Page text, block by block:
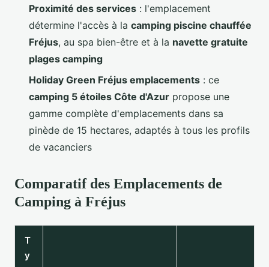
Proximité des services : l'emplacement
détermine l'accès à la camping piscine chauffée
Fréjus, au spa bien-être et à la navette gratuite
plages camping
Holiday Green Fréjus emplacements : ce
camping 5 étoiles Côte d'Azur propose une
gamme complète d'emplacements dans sa
pinède de 15 hectares, adaptés à tous les profils
de vacanciers
Comparatif des Emplacements de
Camping à Fréjus
T
y